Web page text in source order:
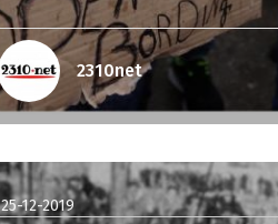
2310net
25-12-2019